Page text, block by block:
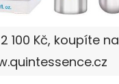
100 Kč, koupíte na